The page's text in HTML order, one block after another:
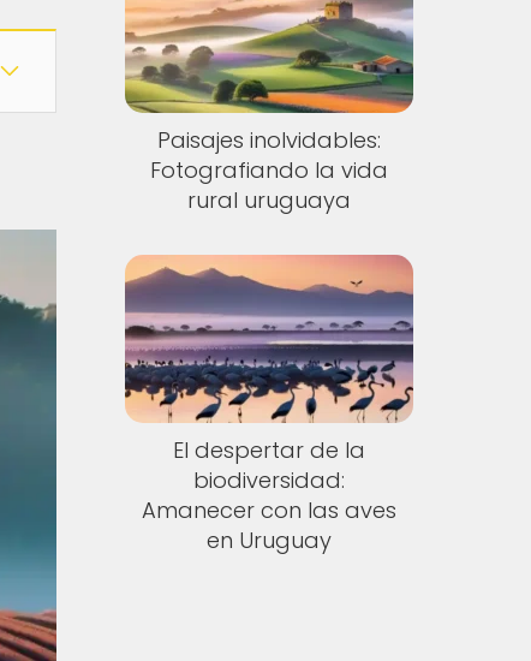
Paisajes inolvidables:
Fotografiando la vida
rural uruguaya
El despertar de la
biodiversidad:
Amanecer con las aves
en Uruguay